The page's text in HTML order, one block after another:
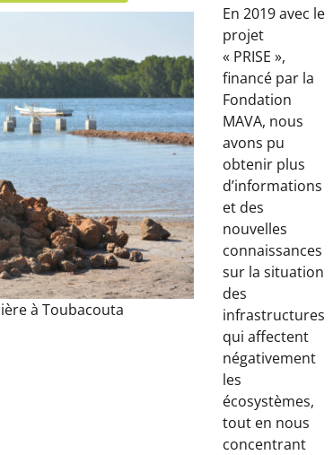
à Toubacouta
En 2019 avec le
projet
« PRISE »,
financé par la
Fondation
MAVA, nous
avons pu
obtenir plus
d’informations
et des
nouvelles
connaissances
sur la situation
des
infrastructures
qui affectent
négativement
les
écosystèmes,
tout en nous
concentrant